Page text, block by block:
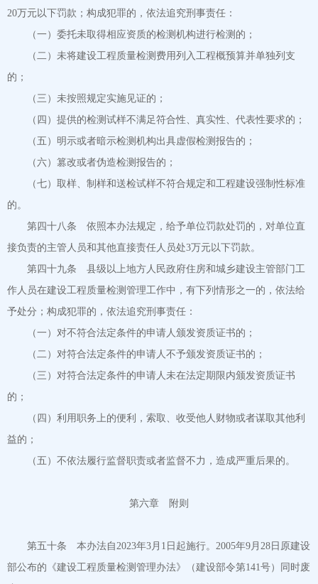
20万元以下罚款；构成犯罪的，依法追究刑事责任：
（一）委托未取得相应资质的检测机构进行检测的；
（二）未将建设工程质量检测费用列入工程概预算并单独列支
的；
（三）未按照规定实施见证的；
（四）提供的检测试样不满足符合性、真实性、代表性要求的；
（五）明示或者暗示检测机构出具虚假检测报告的；
（六）篡改或者伪造检测报告的；
（七）取样、制样和送检试样不符合规定和工程建设强制性标准
的。
第四十八条 依照本办法规定，给予单位罚款处罚的，对单位直
接负责的主管人员和其他直接责任人员处3万元以下罚款。
第四十九条 县级以上地方人民政府住房和城乡建设主管部门工
作人员在建设工程质量检测管理工作中，有下列情形之一的，依法给
予处分；构成犯罪的，依法追究刑事责任：
（一）对不符合法定条件的申请人颁发资质证书的；
（二）对符合法定条件的申请人不予颁发资质证书的；
（三）对符合法定条件的申请人未在法定期限内颁发资质证书
的；
（四）利用职务上的便利，索取、收受他人财物或者谋取其他利
益的；
（五）不依法履行监督职责或者监督不力，造成严重后果的。
第六章 附则
第五十条 本办法自2023年3月1日起施行。2005年9月28日原建设
部公布的《建设工程质量检测管理办法》（建设部令第141号）同时废